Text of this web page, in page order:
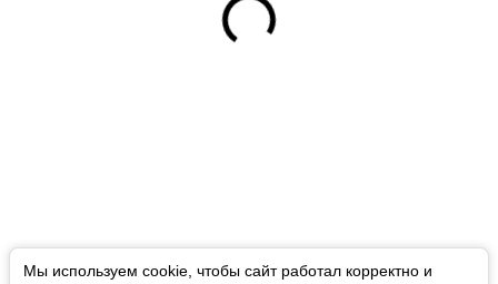
Мы используем cookie, чтобы сайт работал корректно и